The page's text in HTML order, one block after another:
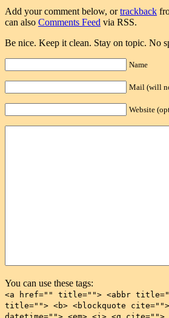
Add your comment below, ortrackback
can also Comments Feed via RSS.
Be nice. Keep it clean. Stay on topic. No
Name
Mail (will
Website
You can use these tags:
<a href="" title=""> <abbr
title=""> <b> <blockquote